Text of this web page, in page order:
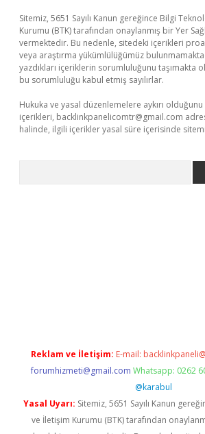
Sitemiz, 5651 Sayılı Kanun gereğince Bilgi
Kurumu (BTK) tarafından onaylanmış bir Yer
vermektedir. Bu nedenle, sitedeki içerikleri
veya araştırma yükümlülüğümüz
yazdıkları içeriklerin sorumluluğunu taşımakta
bu sorumluluğu kabul etmiş sayılırlar.
Hukuka ve yasal düzenlemelere aykırı
içerikleri, backlinkpanelicomtr@gmail.com
halinde, ilgili içerikler yasal süre içerisinde
Reklam ve İletişim: E-mail:
forumhizmeti@gmail.com Whatsapp: 0262
@karabul
Yasal Uyarı: Sitemiz, 5651 Sayılı Kanun
ve İletişim Kurumu (BTK) tarafından